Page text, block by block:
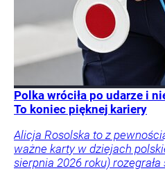
Polka wróciła po udarze i
To koniec pięknej kariery
Alicja Rosolska to z
ważne karty w dziejach
sierpnia 2026 roku)